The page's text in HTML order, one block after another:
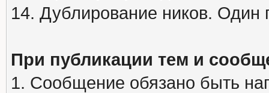
14. Дублирование ников. Один
При публикации тем и
1. Сообщение обязано быть